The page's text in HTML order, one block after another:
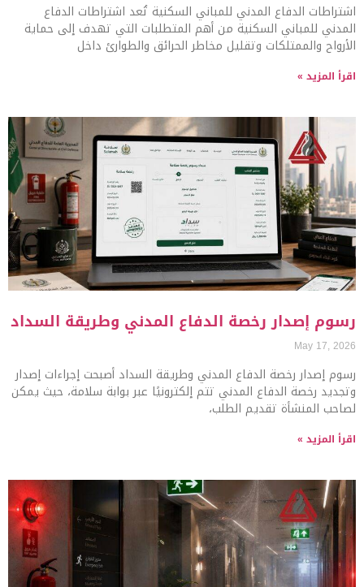
اشتراطات الدفاع المدني للمباني السكنية تُعد اشتراطات الدفاع
المدني للمباني السكنية من أهم المتطلبات التي تهدف إلى حماية
الأرواح والممتلكات وتقليل مخاطر الحرائق والطوارئ داخل
اقرأ المزيد »
رسوم إصدار رخصة الدفاع المدني وطريقة السداد
May 17, 2026
رسوم إصدار رخصة الدفاع المدني وطريقة السداد أصبحت إجراءات إصدار
وتجديد رخصة الدفاع المدني تتم إلكترونيًا عبر بوابة سلامة، حيث يمكن
لصاحب المنشأة تقديم الطلب،
اقرأ المزيد »